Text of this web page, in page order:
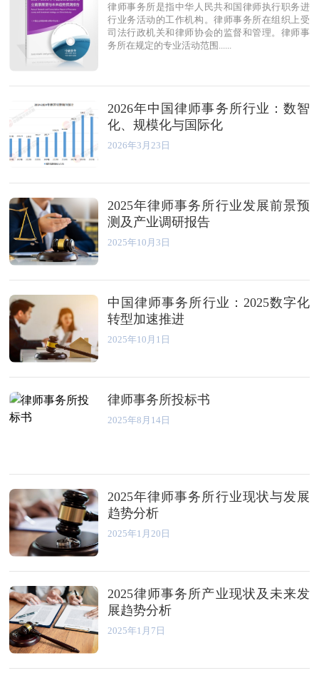
律师事务所是指中华人民共和国律师执行职务进
行业务活动的工作机构。律师事务所在组织上受
司法行政机关和律师协会的监督和管理。律师事
务所在规定的专业活动范围......
2026年中国律师事务所行业：数智
化、规模化与国际化
2026年3月23日
2025年律师事务所行业发展前景预
测及产业调研报告
2025年10月3日
中国律师事务所行业：2025数字化
转型加速推进
2025年10月1日
律师事务所投标书
2025年8月14日
2025年律师事务所行业现状与发展
趋势分析
2025年1月20日
2025律师事务所产业现状及未来发
展趋势分析
2025年1月7日